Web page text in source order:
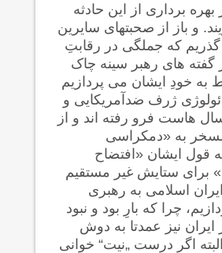
بهره برداری از این حادثه
و باز از صحبتهای سایرین
که جملگی در رقابتِ
گفته های رهبر سینه چاک
به خودِ ایشان می پردازیم
ژرف ضدآمریکایی و
هاست فرو رفته اند و از
به «دمکراسی
قول ایشان «افتضاح
برای ستایش غیر مستقیم
اسلامی به رهبری
چرا که بارِ بود و نبود
نیز عمدتا به دوش
اگر درست „نیت“ خوانی